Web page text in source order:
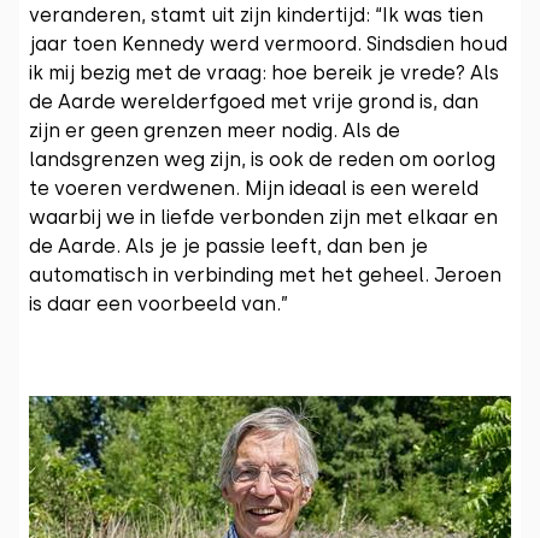
veranderen, stamt uit zijn kindertijd: “Ik was tien
jaar toen Kennedy werd vermoord. Sindsdien houd
ik mij bezig met de vraag: hoe bereik je vrede? Als
de Aarde werelderfgoed met vrije grond is, dan
zijn er geen grenzen meer nodig. Als de
landsgrenzen weg zijn, is ook de reden om oorlog
te voeren verdwenen. Mijn ideaal is een wereld
waarbij we in liefde verbonden zijn met elkaar en
de Aarde. Als je je passie leeft, dan ben je
automatisch in verbinding met het geheel. Jeroen
is daar een voorbeeld van.”